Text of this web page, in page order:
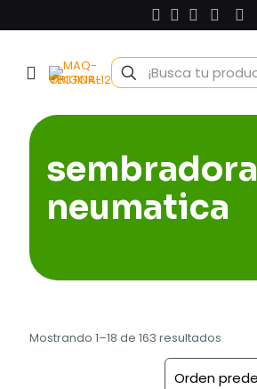
sembradora
neumatica
Mostrando 1–18 de 163 resultados